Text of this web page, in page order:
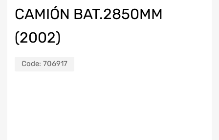
CAMIÓN BAT.2850MM
(2002)
Code: 706917